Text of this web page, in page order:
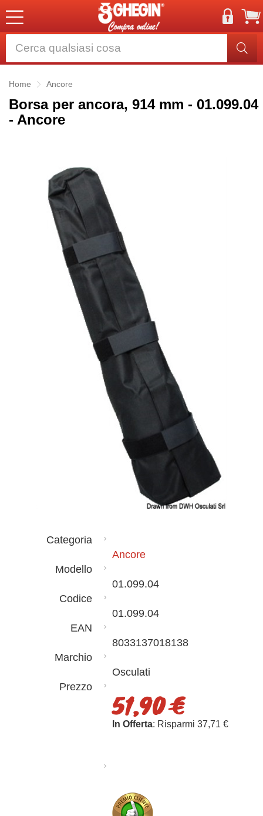
Home Ancore
Borsa per ancora, 914 mm - 01.099.04
- Ancore
Categoria
Ancore
Modello
01.099.04
Codice
01.099.04
EAN
8033137018138
Marchio
Osculati
Prezzo
51,90 €
In Offerta: Risparmi 37,71 €